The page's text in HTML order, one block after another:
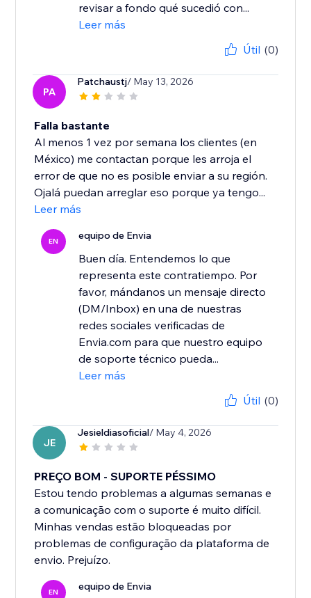
revisar a fondo qué sucedió con...
Leer más
Útil (0)
PA
Patchaustj/ May 13, 2026
Falla bastante
Al menos 1 vez por semana los clientes (en
México) me contactan porque les arroja el
error de que no es posible enviar a su región.
Ojalá puedan arreglar eso porque ya tengo...
Leer más
EN equipo de Envia
Buen día. Entendemos lo que
representa este contratiempo. Por
favor, mándanos un mensaje directo
(DM/Inbox) en una de nuestras
redes sociales verificadas de
Envia.com para que nuestro equipo
de soporte técnico pueda...
Leer más
Útil (0)
JE
Jesieldiasoficial/ May 4, 2026
PREÇO BOM - SUPORTE PÉSSIMO
Estou tendo problemas a algumas semanas e
a comunicação com o suporte é muito difícil.
Minhas vendas estão bloqueadas por
problemas de configuração da plataforma de
envio. Prejuízo.
EN equipo de Envia